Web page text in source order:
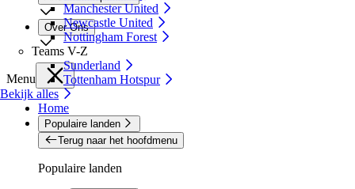
Manchester United
Newcastle United
Nottingham Forest
Teams V-Z
Sunderland
Tottenham Hotspur
Bekijk alles
Over Ons
Menu
Home
Populaire landen
Terug naar het hoofdmenu
Populaire landen